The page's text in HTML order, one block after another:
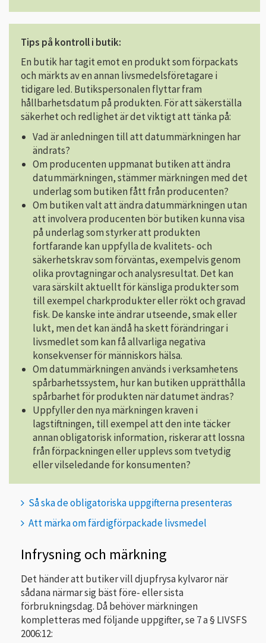
Tips på kontroll i butik:
En butik har tagit emot en produkt som förpackats
och märkts av en annan livsmedelsföretagare i
tidigare led. Butikspersonalen flyttar fram
hållbarhetsdatum på produkten. För att säkerställa
säkerhet och redlighet är det viktigt att tänka på:
Vad är anledningen till att datummärkningen har
ändrats?
Om producenten uppmanat butiken att ändra
datummärkningen, stämmer märkningen med det
underlag som butiken fått från producenten?
Om butiken valt att ändra datummärkningen utan
att involvera producenten bör butiken kunna visa
på underlag som styrker att produkten
fortfarande kan uppfylla de kvalitets- och
säkerhetskrav som förväntas, exempelvis genom
olika provtagningar och analysresultat. Det kan
vara särskilt aktuellt för känsliga produkter som
till exempel charkprodukter eller rökt och gravad
fisk. De kanske inte ändrar utseende, smak eller
lukt, men det kan ändå ha skett förändringar i
livsmedlet som kan få allvarliga negativa
konsekvenser för människors hälsa.
Om datummärkningen används i verksamhetens
spårbarhetssystem, hur kan butiken upprätthålla
spårbarhet för produkten när datumet ändras?
Uppfyller den nya märkningen kraven i
lagstiftningen, till exempel att den inte täcker
annan obligatorisk information, riskerar att lossna
från förpackningen eller upplevs som tvetydig
eller vilseledande för konsumenten?
Så ska de obligatoriska uppgifterna presenteras
Att märka om färdigförpackade livsmedel
Infrysning och märkning
Det händer att butiker vill djupfrysa kylvaror när
sådana närmar sig bäst före- eller sista
förbrukningsdag. Då behöver märkningen
kompletteras med följande uppgifter, se 7 a § LIVSFS
2006:12: